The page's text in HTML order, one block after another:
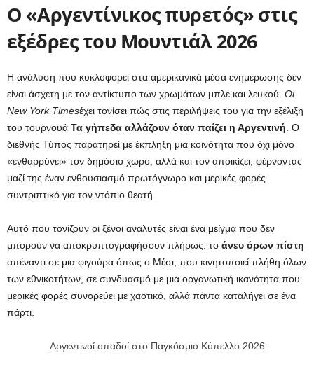
Ο «Αργεντίνικος πυρετός» στις
εξέδρες του Μουντιάλ 2026
Η ανάλυση που κυκλοφορεί στα αμερικανικά μέσα ενημέρωσης δεν
είναι άσχετη με τον αντίκτυπο των χρωμάτων μπλε και λευκού. Οι
New York Timesέχει τονίσει πώς στις περιλήψεις του για την εξέλιξη
του τουρνουά Τα γήπεδα αλλάζουν όταν παίζει η Αργεντινή . Ο
διεθνής Τύπος παρατηρεί με έκπληξη μια κοινότητα που όχι μόνο
«ενθαρρύνει» τον δημόσιο χώρο, αλλά και τον αποικίζει, φέρνοντας
μαζί της έναν ενθουσιασμό πρωτόγνωρο και μερικές φορές
συντριπτικό για τον ντόπιο θεατή.
Αυτό που τονίζουν οι ξένοι αναλυτές είναι ένα μείγμα που δεν
μπορούν να αποκρυπτογραφήσουν πλήρως: το άνευ όρων πίστη
απέναντι σε μια φιγούρα όπως ο Μέσι, που κινητοποιεί πλήθη όλων
των εθνικοτήτων, σε συνδυασμό με μια οργανωτική ικανότητα που
μερικές φορές συνορεύει με χαοτικό, αλλά πάντα καταλήγει σε ένα
πάρτι.
Αργεντινοί οπαδοί στο Παγκόσμιο Κύπελλο 2026